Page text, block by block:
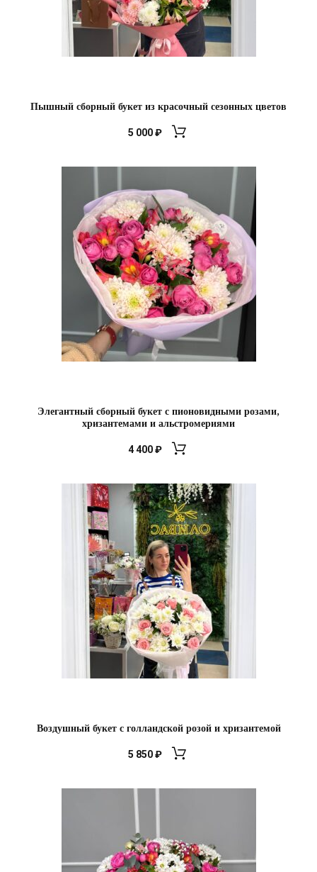
Пышный сборный букет из красочный сезонных цветов
5 000₽
Элегантный сборный букет с пионовидными розами,
хризантемами и альстромериями
4 400₽
Воздушный букет с голландской розой и хризантемой
5 850₽